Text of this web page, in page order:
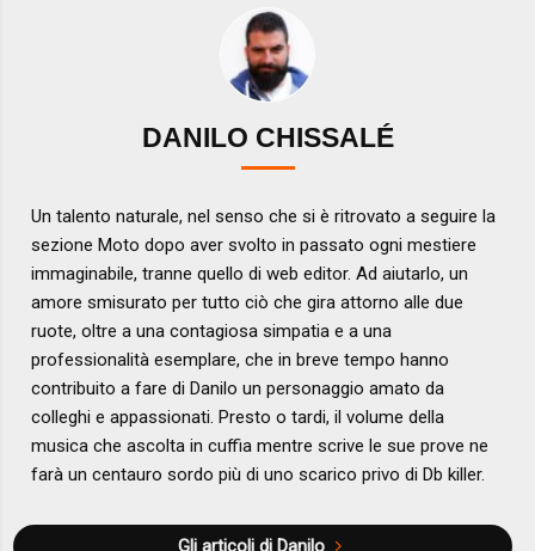
DANILO CHISSALÉ
Un talento naturale, nel senso che si è ritrovato a seguire la
sezione Moto dopo aver svolto in passato ogni mestiere
immaginabile, tranne quello di web editor. Ad aiutarlo, un
amore smisurato per tutto ciò che gira attorno alle due
ruote, oltre a una contagiosa simpatia e a una
professionalità esemplare, che in breve tempo hanno
contribuito a fare di Danilo un personaggio amato da
colleghi e appassionati. Presto o tardi, il volume della
musica che ascolta in cuffia mentre scrive le sue prove ne
farà un centauro sordo più di uno scarico privo di Db killer.
Gli articoli di Danilo